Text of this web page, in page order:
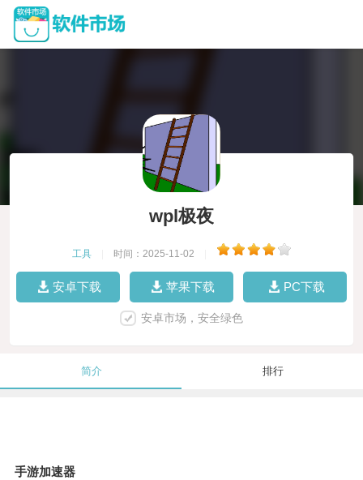
wpl极夜
工具 时间：2025-11-02
安卓下载 苹果下载 PC下载
安卓市场，安全绿色
简介 排行
手游加速器